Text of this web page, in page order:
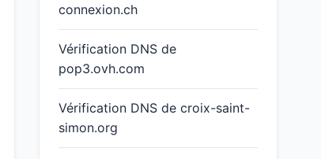
connexion.ch
Vérification DNS de
pop3.ovh.com
Vérification DNS de croix-saint-
simon.org